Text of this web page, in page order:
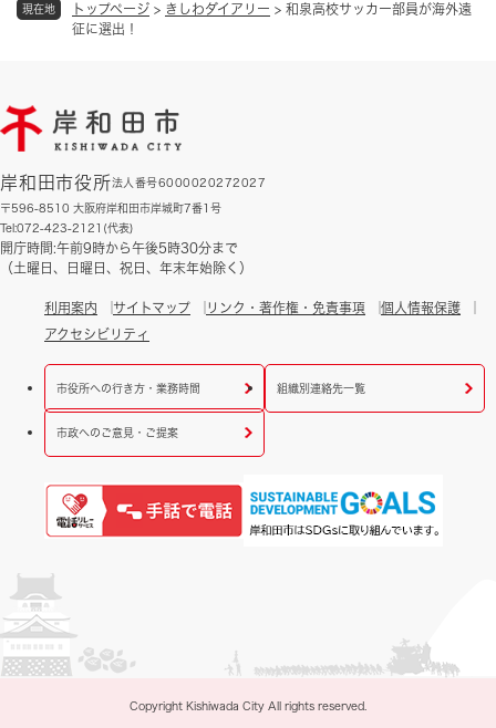
現在地 トップページ > きしわダイアリー > 和泉高校サッカー部員が海外遠
征に選出！
岸和田市役所法人番号6000020272027
〒596-8510 大阪府岸和田市岸城町7番1号
Tel:072-423-2121(代表)
開庁時間:午前9時から午後5時30分まで
（土曜日、日曜日、祝日、年末年始除く）
利用案内 サイトマップ リンク・著作権・免責事項
個人情報保護
アクセシビリティ
市役所への行き方・業務時間 組織別連絡先一覧
市政へのご意見・ご提案
Copyright Kishiwada City All rights reserved.